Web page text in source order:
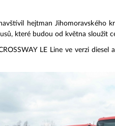
hejtman Jihomoravského
které budou od května sloužit
LE Line ve verzi